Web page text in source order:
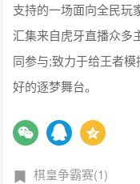
支持的一场面向全民玩
汇集来自虎牙直播众多
同参与;致力于给王者
好的逐梦舞台。
棋皇争霸赛(1)